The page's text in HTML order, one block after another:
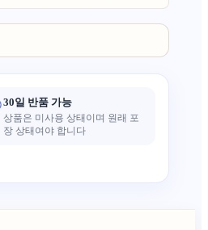
있습니다. 당사의 모든 제품은 천
니다. 수제 제품이고 천연 소재를
유하며 약간의 불규칙성이 있을
30일 반품 가능
상품은 미사용 상태이며 원래 포
장 상태여야 합니다